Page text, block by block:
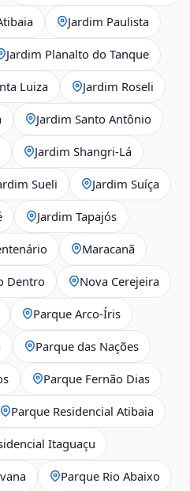
Jardim Paulista
Jardim Planalto do Tanque
Luiza Jardim Roseli
Jardim Santo Antônio
Jardim Shangri-Lá
Sueli Jardim Suíça
Jardim Tapajós
Maracanã
Dentro Nova Cerejeira
Parque Arco-Íris
Parque das Nações
Parque Fernão Dias
Parque Residencial Atibaia
Itaguaçu
Parque Rio Abaixo